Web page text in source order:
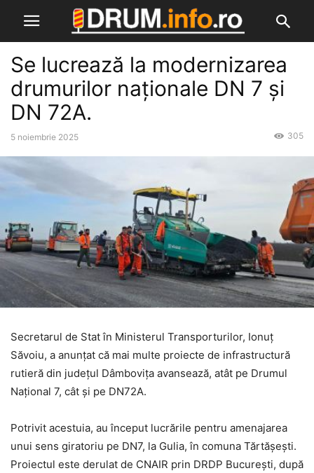
Se lucrează la modernizarea
drumurilor naționale DN 7 și
DN 72A.
5 noiembrie 2025 305
Secretarul de Stat în Ministerul Transporturilor, Ionuț
Săvoiu, a anunțat că mai multe proiecte de infrastructură
rutieră din județul Dâmbovița avansează, atât pe Drumul
Național 7, cât și pe DN72A.
Potrivit acestuia, au început lucrările pentru amenajarea
unui sens giratoriu pe DN7, la Gulia, în comuna Tărtășești.
Proiectul este derulat de CNAIR prin DRDP București, după